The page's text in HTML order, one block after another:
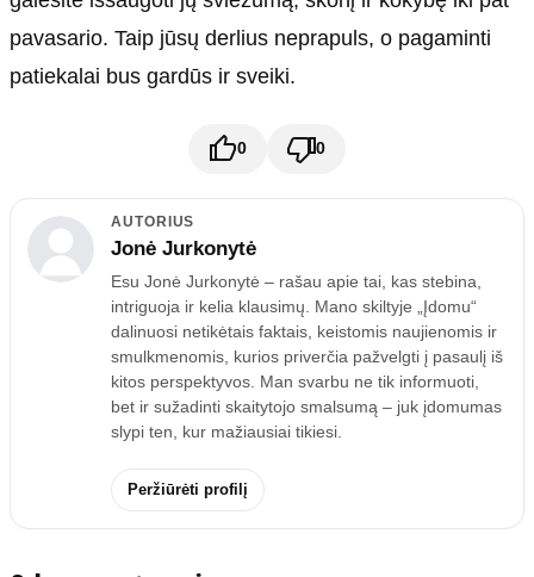
pavasario. Taip jūsų derlius neprapuls, o pagaminti
patiekalai bus gardūs ir sveiki.
0 0
AUTORIUS
Jonė Jurkonytė
Esu Jonė Jurkonytė – rašau apie tai, kas stebina,
intriguoja ir kelia klausimų. Mano skiltyje „Įdomu“
dalinuosi netikėtais faktais, keistomis naujienomis ir
smulkmenomis, kurios priverčia pažvelgti į pasaulį iš
kitos perspektyvos. Man svarbu ne tik informuoti,
bet ir sužadinti skaitytojo smalsumą – juk įdomumas
slypi ten, kur mažiausiai tikiesi.
Peržiūrėti profilį